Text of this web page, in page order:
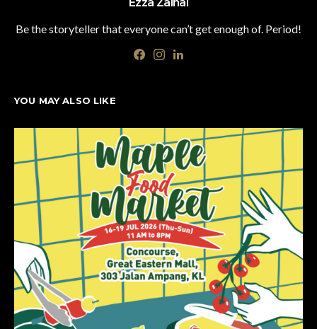
Be the storyteller that everyone can’t get enough of. Period!
YOU MAY ALSO LIKE